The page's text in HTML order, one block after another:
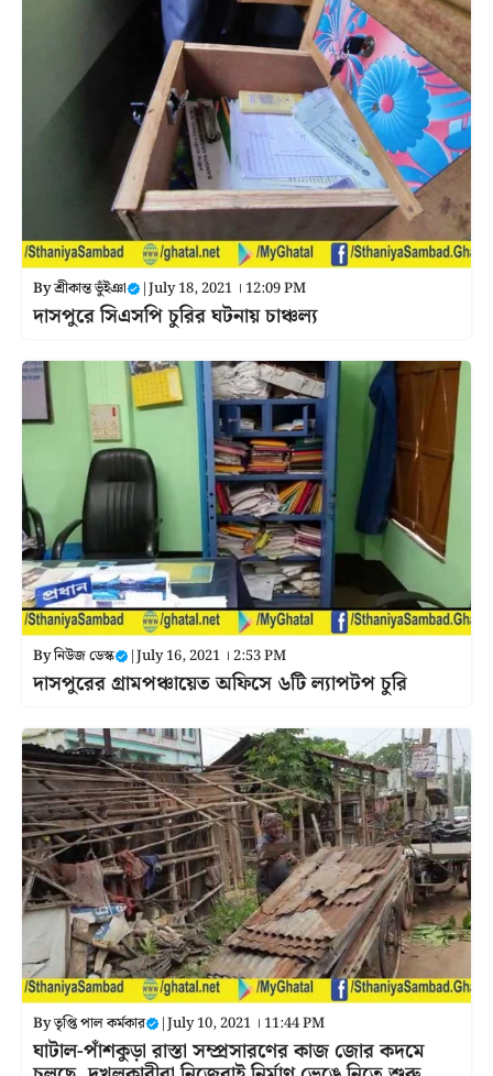
Byশ্রীকান্ত ভুঁইঞা |July 18, 2021 । 12:09 PM
দাসপুরে সিএসপি চুরির ঘটনায় চাঞ্চল্য
Byনিউজ ডেস্ক |July 16, 2021 । 2:53 PM
দাসপুরের গ্রামপঞ্চায়েত অফিসে ৬টি ল্যাপটপ চুরি
Byতৃপ্তি পাল কর্মকার |July 10, 2021 । 11:44 PM
ঘাটাল-পাঁশকুড়া রাস্তা সম্প্রসারণের কাজ জোর কদমে